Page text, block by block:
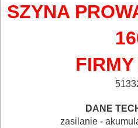
SZYNA
DANE
zasilanie -